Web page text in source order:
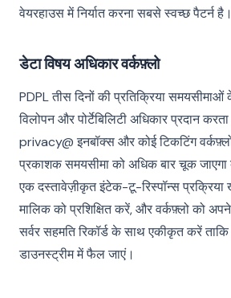
वेयरहाउस में निर्यात करना सबसे स्वच्छ पैटर्न है।
डेटा विषय अधिकार वर्कफ़्लो
PDPL तीस दिनों की प्रतिक्रिया
विलोपन और पोर्टेबिलिटी अधिकार प्रदान
privacy@ इनबॉक्स और कोई टिकटिंग
प्रकाशक समयसीमा को अधिक बार चूक
एक दस्तावेज़ीकृत इंटेक-टू-रिस्पॉन्स प्रक्रिया
मालिक को प्रशिक्षित करें, और वर्कफ़्लो को
सर्वर सहमति रिकॉर्ड के साथ एकीकृत करें
डाउनस्ट्रीम में फैल जाएं।